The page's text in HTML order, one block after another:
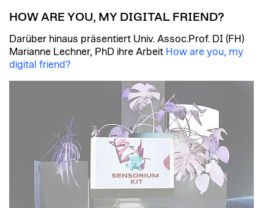
HOW ARE YOU, MY DIGITAL FRIEND?
Darüber hinaus präsentiert Univ. Assoc.Prof. DI (FH)
Marianne Lechner, PhD ihre Arbeit How are you, my
digital friend?